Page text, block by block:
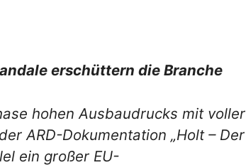
erschüttern die Branche
hohen Ausbaudrucks mit voller
ARD-Dokumentation „Holt – Der
ein großer EU-